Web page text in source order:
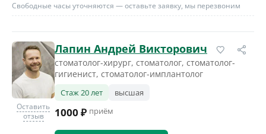
Свободные часы уточняются — оставьте заявку, мы перезвоним
Оставить
отзыв
Лапин Андрей Викторович
стоматолог-хирург, стоматолог, стоматолог-
гигиенист, стоматолог-имплантолог
Стаж 20 лет высшая
1000 ₽ приём